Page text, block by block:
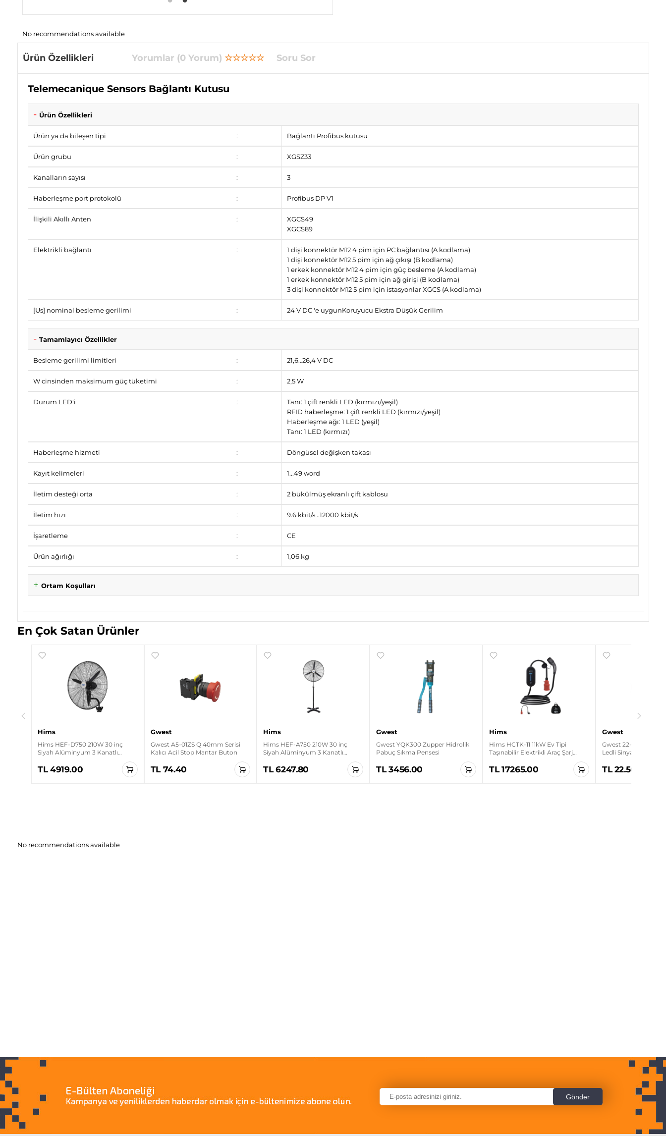
No recommendations available
Ürün Özellikleri Yorumlar (0 Yorum) ☆☆☆☆☆ Soru Sor
Telemecanique Sensors Bağlantı Kutusu
Ürün Özellikleri
Ürün ya da bileşen tipi : Bağlantı Profibus kutusu
Ürün grubu : XGSZ33
Kanalların sayısı : 3
Haberleşme port protokolü : Profibus DP V1
İlişkili Akıllı Anten :
XGCS49
XGCS89
Elektrikli bağlantı :
1 dişi konnektör M12 4 pim için PC bağlantısı (A kodlama)
1 dişi konnektör M12 5 pim için ağ çıkışı (B kodlama)
1 erkek konnektör M12 4 pim için güç besleme (A kodlama)
1 erkek konnektör M12 5 pim için ağ girişi (B kodlama)
3 dişi konnektör M12 5 pim için istasyonlar XGCS (A kodlama)
[Us] nominal besleme gerilimi : 24 V DC 'e uygunKoruyucu Ekstra Düşük Gerilim
Tamamlayıcı Özellikler
Besleme gerilimi limitleri : 21,6…26,4 V DC
W cinsinden maksimum güç tüketimi : 2,5 W
Durum LED'i :
Tanı: 1 çift renkli LED (kırmızı/yeşil)
RFID haberleşme: 1 çift renkli LED (kırmızı/yeşil)
Haberleşme ağı: 1 LED (yeşil)
Tanı: 1 LED (kırmızı)
Haberleşme hizmeti : Döngüsel değişken takası
Kayıt kelimeleri : 1...49 word
İletim desteği orta : 2 bükülmüş ekranlı çift kablosu
İletim hızı : 9.6 kbit/s...12000 kbit/s
İşaretleme : CE
Ürün ağırlığı : 1,06 kg
Ortam Koşulları
En Çok Satan Ürünler
Hims
Hims HEF-D750 210W 30 inç
Siyah Alüminyum 3 Kanatlı
TL 4919.00
Gwest
Gwest A5-01ZS Q 40mm Serisi
Kalıcı Acil Stop Mantar Buton
TL 74.40
Hims
Hims HEF-A750 210W 30 inç
Siyah Alüminyum 3 Kanatlı
TL 6247.80
Gwest
Gwest YQK300 Zupper Hidrolik
Pabuç Sıkma Pensesi
TL 3456.00
Hims
Hims HCTK-11 11kW Ev Tipi
Taşınabilir Elektrikli Araç Şarj
TL 17265.00
Gwest
Gwest 22-K 220V
Ledli Sinyal Lambası
TL 22.56
No recommendations available